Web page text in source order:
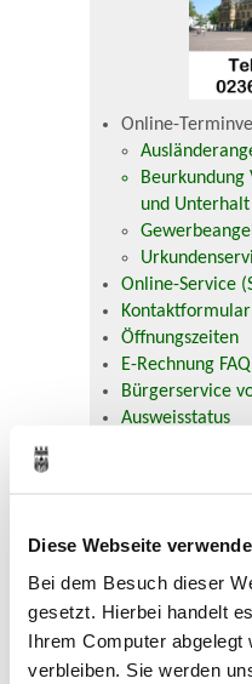
Diese Webseite
Bei dem Besuch dieser
gesetzt. Hierbei handelt
Ihrem Computer abgelegt
verbleiben. Sie werden
Online-
Beurkundung
und Unterhalt
Online-Service
Kontaktformular
Öffnungszeiten
E-Rechnung FAQ
Bürgerservice
Ausweisstatus
< Juli
3
4 5
10
11 12